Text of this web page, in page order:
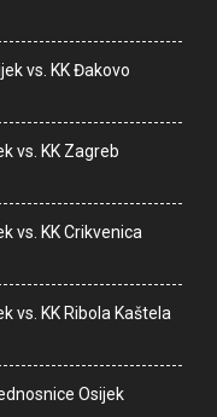
vs. KK Đakovo
vs. KK Zagreb
vs. KK Crikvenica
vs. KK Ribola Kaštela
Osijek